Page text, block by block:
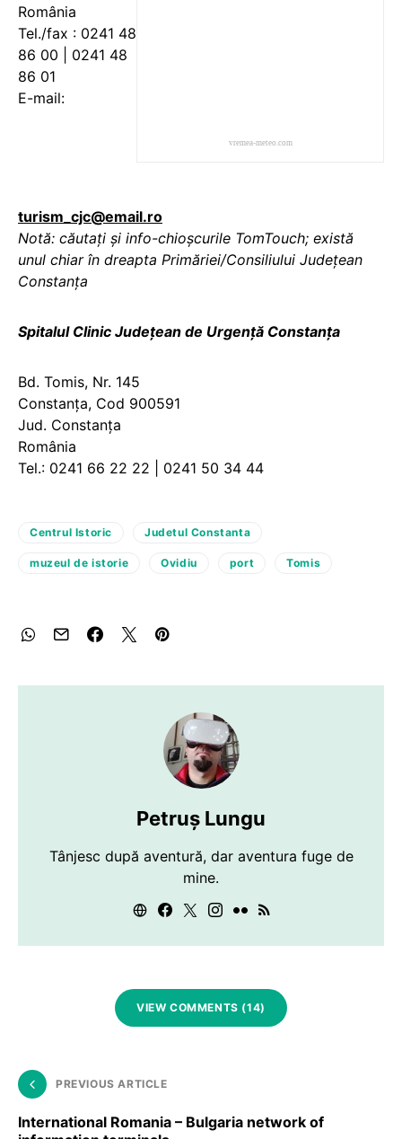
vremea-meteo.com
România
Tel./fax : 0241 48
86 00 | 0241 48
86 01
E-mail:
turism_cjc@email.ro
Notă: căutați și info-chioșcurile TomTouch; există
unul chiar în dreapta Primăriei/Consiliului Județean
Constanța
Spitalul Clinic Județean de Urgență Constanța
Bd. Tomis, Nr. 145
Constanța, Cod 900591
Jud. Constanța
România
Tel.: 0241 66 22 22 | 0241 50 34 44
Centrul Istoric Judetul Constanta
muzeul de istorie Ovidiu port Tomis
Petruș Lungu
Tânjesc după aventură, dar aventura fuge de
mine.
VIEW COMMENTS (14)
PREVIOUS ARTICLE
International Romania – Bulgaria network of